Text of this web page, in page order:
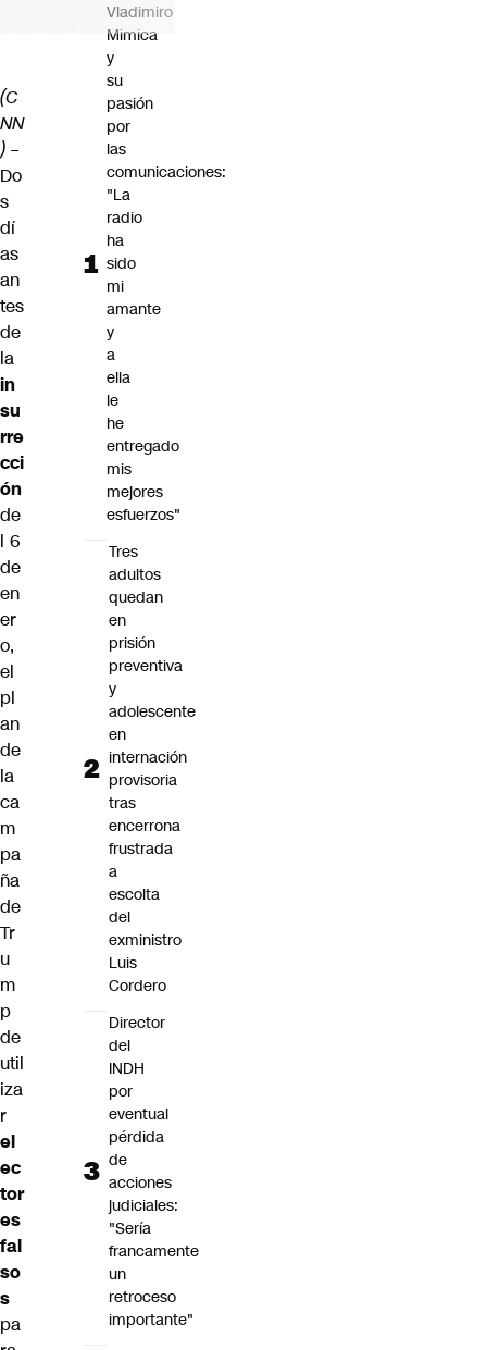
(C
NN
) –
Do
s
dí
as
an
tes
de
la
in
su
rre
cci
ón
de
l 6
de
en
er
o,
el
pl
an
de
la
ca
m
pa
ña
de
Tr
u
m
p
de
util
iza
r
el
ec
tor
es
fal
so
s
pa
Vladimiro
Mimica
y
su
pasión
por
las
comunicaciones:
"La
radio
ha
sido
mi
amante
y
a
ella
le
he
entregado
mis
mejores
esfuerzos"
Tres
adultos
quedan
en
prisión
preventiva
y
adolescente
en
internación
provisoria
tras
encerrona
frustrada
a
escolta
del
exministro
Luis
Cordero
Director
del
INDH
por
eventual
pérdida
de
acciones
judiciales:
"Sería
francamente
un
retroceso
importante"